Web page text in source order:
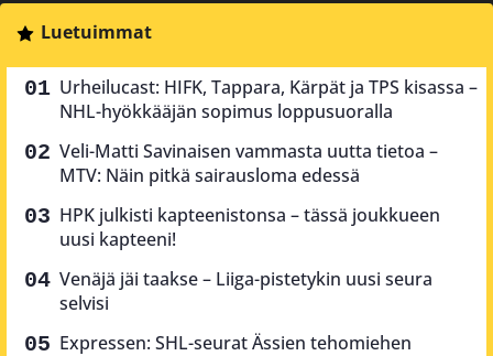
Luetuimmat
Urheilucast: HIFK, Tappara, Kärpät ja TPS kisassa –
NHL-hyökkääjän sopimus loppusuoralla
Veli-Matti Savinaisen vammasta uutta tietoa –
MTV: Näin pitkä sairausloma edessä
HPK julkisti kapteenistonsa – tässä joukkueen
uusi kapteeni!
Venäjä jäi taakse – Liiga-pistetykin uusi seura
selvisi
Expressen: SHL-seurat Ässien tehomiehen